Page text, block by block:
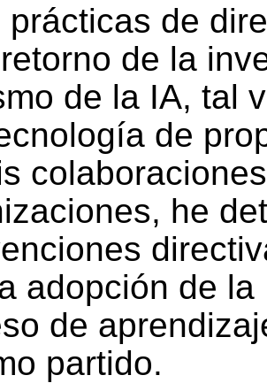
prácticas de
de la
de la IA, tal
de
he
adopción de
de
partido.